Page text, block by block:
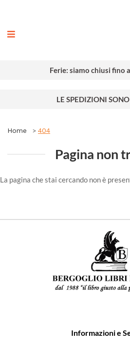
Ferie: siamo chiusi fino
LE SPEDIZIONI SONO
Home 404
Pagina non
La pagina che stai cercando non è
Informazioni e